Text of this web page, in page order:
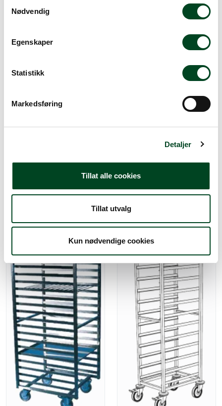
Nødvendig
Egenskaper
Statistikk
Markedsføring
Detaljer
Tillat alle cookies
Tillat utvalg
Kun nødvendige cookies
Nicro brettvogn 24 stk 1/1
Gi meg et tilbud
Nicro brettvogn GN 19 stk
710x550x1600mm